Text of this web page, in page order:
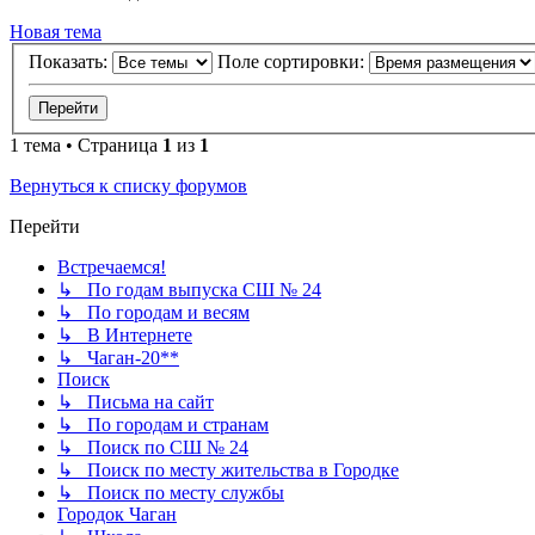
Новая тема
Показать:
Поле сортировки:
1 тема • Страница 1 из 1
Вернуться к списку форумов
Перейти
Встречаемся!
↳ По годам выпуска СШ № 24
↳ По городам и весям
↳ В Интернете
↳ Чаган-20**
Поиск
↳ Письма на сайт
↳ По городам и странам
↳ Поиск по СШ № 24
↳ Поиск по месту жительства в Городке
↳ Поиск по месту службы
Городок Чаган